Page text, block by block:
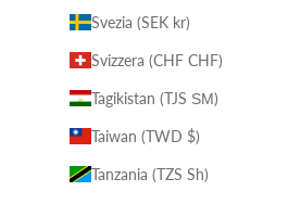
Svezia (SEK kr)
Svizzera (CHF CHF)
Tagikistan (TJS ЅМ)
Taiwan (TWD $)
Tanzania (TZS Sh)